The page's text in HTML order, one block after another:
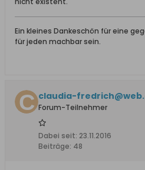
Ein kleines Dankeschön für eine
für jeden machbar sein.
claudia-
Forum-Teilnehmer
Dabei seit: 23.11.2016
Beiträge: 48